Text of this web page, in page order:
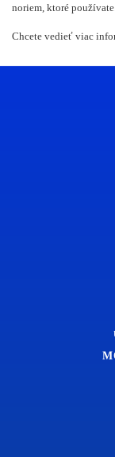
noriem, ktoré používate.
Chcete vedieť viac